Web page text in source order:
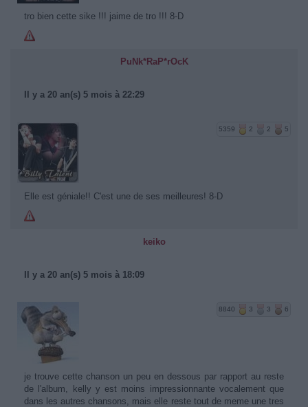
tro bien cette sike !!! jaime de tro !!! 8-D
PuNk*RaP*rOcK
Il y a 20 an(s) 5 mois à 22:29
5359 2 2 5
Elle est géniale!! C'est une de ses meilleures! 8-D
keiko
Il y a 20 an(s) 5 mois à 18:09
8840 3 3 6
je trouve cette chanson un peu en dessous par rapport au reste
de l'album, kelly y est moins impressionnante vocalement que
dans les autres chansons, mais elle reste tout de meme une tres